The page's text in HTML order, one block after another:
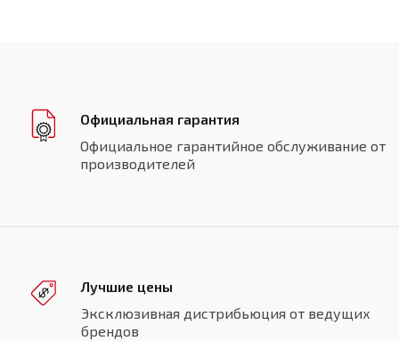
Официальная гарантия
Официальное гарантийное обслуживание от
производителей
Лучшие цены
Эксклюзивная дистрибьюция от ведущих
брендов